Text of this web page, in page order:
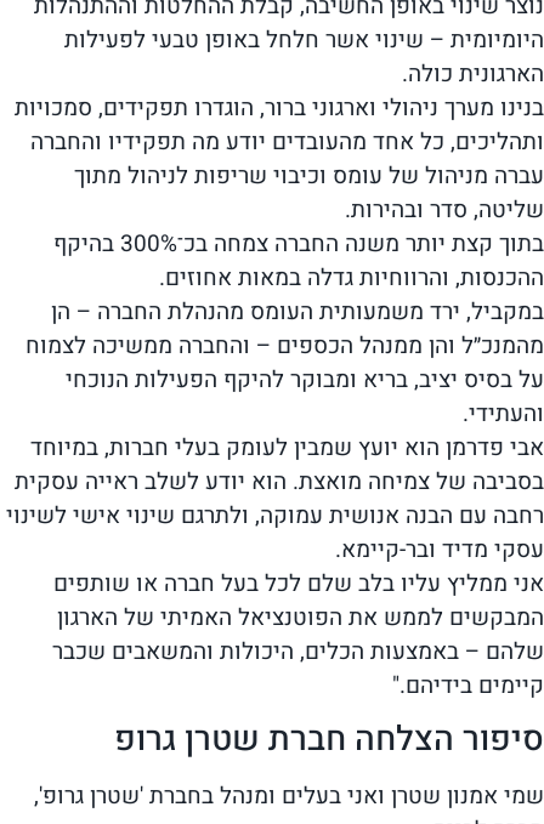
היומיומית – שינוי אשר חלחל באופן טבעי לפעילות
הארגונית כולה.
בנינו מערך ניהולי וארגוני ברור, הוגדרו תפקידים, סמכויות
ותהליכים, כל אחד מהעובדים יודע מה תפקידיו והחברה
עברה מניהול של עומס וכיבוי שריפות לניהול מתוך
שליטה, סדר ובהירות.
בתוך קצת יותר משנה החברה צמחה בכ־300% בהיקף
ההכנסות, והרווחיות גדלה במאות אחוזים.
במקביל, ירד משמעותית העומס מהנהלת החברה – הן
מהמנכ״ל והן ממנהל הכספים – והחברה ממשיכה לצמוח
על בסיס יציב, בריא ומבוקר להיקף הפעילות הנוכחי
והעתידי.
אבי פדרמן הוא יועץ שמבין לעומק בעלי חברות, במיוחד
בסביבה של צמיחה מואצת. הוא יודע לשלב ראייה עסקית
רחבה עם הבנה אנושית עמוקה, ולתרגם שינוי אישי לשינוי
עסקי מדיד ובר-קיימא.
אני ממליץ עליו בלב שלם לכל בעל חברה או שותפים
המבקשים לממש את הפוטנציאל האמיתי של הארגון
שלהם – באמצעות הכלים, היכולות והמשאבים שכבר
קיימים בידיהם."
סיפור הצלחה חברת שטרן גרופ
שמי אמנון שטרן ואני בעלים ומנהל בחברת 'שטרן גרופ',